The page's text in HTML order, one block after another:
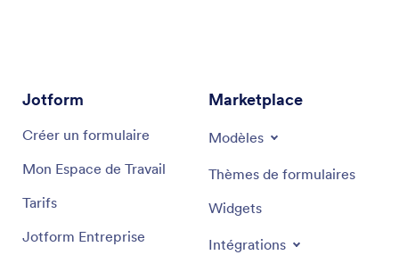
Jotform
Créer un formulaire
Mon Espace de Travail
Tarifs
Jotform Entreprise
Marketplace
Modèles
Thèmes de formulaires
Widgets
Intégrations